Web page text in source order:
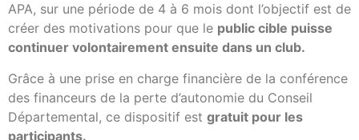
APA, sur une période de 4 à 6 mois dont l’objectif est de
créer des motivations pour que le public cible puisse
continuer volontairement ensuite dans un club.
Grâce à une prise en charge financière de la conférence
des financeurs de la perte d’autonomie du Conseil
Départemental, ce dispositif est gratuit pour les
participants.